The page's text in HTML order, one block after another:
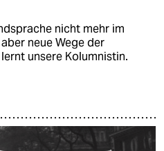
nicht mehr im
neue Wege der
unsere Kolumnistin.